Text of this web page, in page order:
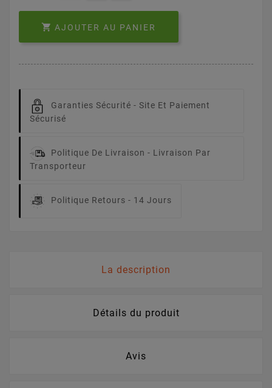
 AJOUTER AU PANIER
Garanties Sécurité - Site Et Paiement
Sécurisé
Politique De Livraison - Livraison Par
Transporteur
Politique Retours - 14 Jours
La description
Détails du produit
Avis